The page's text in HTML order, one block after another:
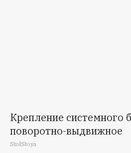
Крепление системного
поворотно-выдвижное
StolStoya